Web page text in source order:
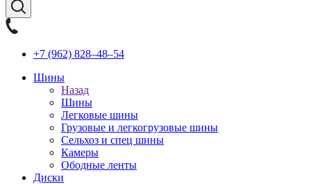
+7 (962) 828‒48‒54
Шины
Назад
Шины
Легковые шины
Грузовые и легкогрузовые шины
Сельхоз и спец шины
Камеры
Ободные ленты
Диски